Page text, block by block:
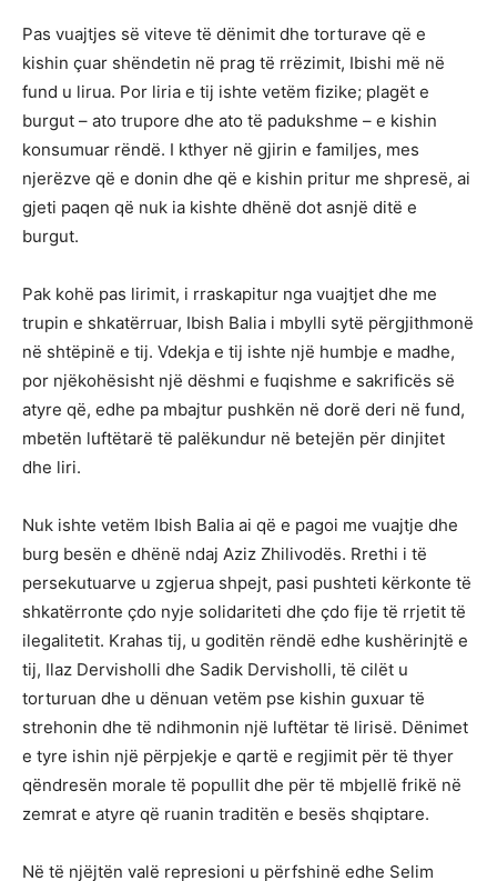
Pas vuajtjes së viteve të dënimit dhe torturave që e
kishin çuar shëndetin në prag të rrëzimit, Ibishi më në
fund u lirua. Por liria e tij ishte vetëm fizike; plagët e
burgut – ato trupore dhe ato të padukshme – e kishin
konsumuar rëndë. I kthyer në gjirin e familjes, mes
njerëzve që e donin dhe që e kishin pritur me shpresë, ai
gjeti paqen që nuk ia kishte dhënë dot asnjë ditë e
burgut.
Pak kohë pas lirimit, i rraskapitur nga vuajtjet dhe me
trupin e shkatërruar, Ibish Balia i mbylli sytë përgjithmonë
në shtëpinë e tij. Vdekja e tij ishte një humbje e madhe,
por njëkohësisht një dëshmi e fuqishme e sakrificës së
atyre që, edhe pa mbajtur pushkën në dorë deri në fund,
mbetën luftëtarë të palëkundur në betejën për dinjitet
dhe liri.
Nuk ishte vetëm Ibish Balia ai që e pagoi me vuajtje dhe
burg besën e dhënë ndaj Aziz Zhilivodës. Rrethi i të
persekutuarve u zgjerua shpejt, pasi pushteti kërkonte të
shkatërronte çdo nyje solidariteti dhe çdo fije të rrjetit të
ilegalitetit. Krahas tij, u goditën rëndë edhe kushërinjtë e
tij, Ilaz Dervisholli dhe Sadik Dervisholli, të cilët u
torturuan dhe u dënuan vetëm pse kishin guxuar të
strehonin dhe të ndihmonin një luftëtar të lirisë. Dënimet
e tyre ishin një përpjekje e qartë e regjimit për të thyer
qëndresën morale të popullit dhe për të mbjellë frikë në
zemrat e atyre që ruanin traditën e besës shqiptare.
Në të njëjtën valë represioni u përfshinë edhe Selim